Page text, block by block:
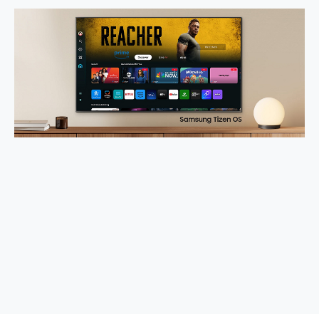
近八千元的 Soundcore Liberty 5 Pro Max，有螢幕的耳機會是智商稅嗎?